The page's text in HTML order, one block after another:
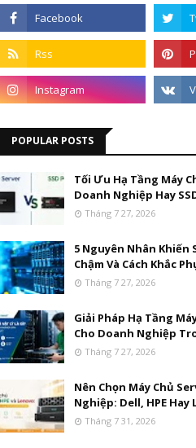
POPULAR POSTS
Tối Ưu Hạ Tầng Máy
Doanh Nghiệp Hay
Tháng 7 27, 2026
5 Nguyên Nhân Khiến
Chậm Và Cách Khắc
Tháng 7 27, 2026
Giải Pháp Hạ Tầng
Cho Doanh Nghiệp
Tháng 7 27, 2026
Nên Chọn Máy Chủ
Nghiệp: Dell, HPE Hay
Tháng 7 31, 2026